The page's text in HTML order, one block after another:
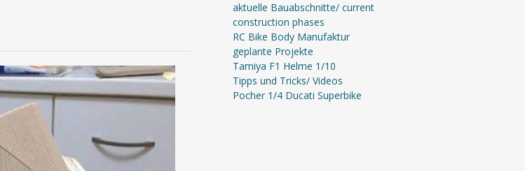
aktuelle Bauabschnitte/ current
construction phases
RC Bike Body Manufaktur
geplante Projekte
Tamiya F1 Helme 1/10
Tipps und Tricks/ Videos
Pocher 1/4 Ducati Superbike